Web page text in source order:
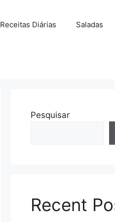
Receitas Diárias Saladas
Pesquisar
Recent